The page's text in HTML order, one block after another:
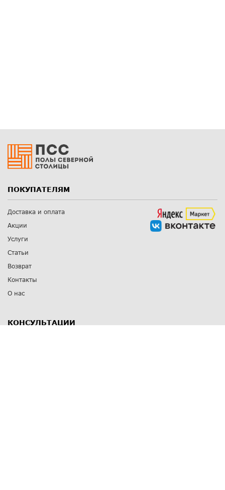
ПОКУПАТЕЛЯМ
Доставка и оплата
Акции
Услуги
Статьи
Возврат
Контакты
О нас
КОНСУЛЬТАЦИИ